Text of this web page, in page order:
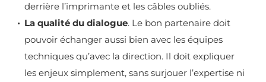
derrière l’imprimante et les câbles oubliés.
La qualité du dialogue. Le bon partenaire doit
pouvoir échanger aussi bien avec les équipes
techniques qu’avec la direction. Il doit expliquer
les enjeux simplement, sans surjouer l’expertise ni